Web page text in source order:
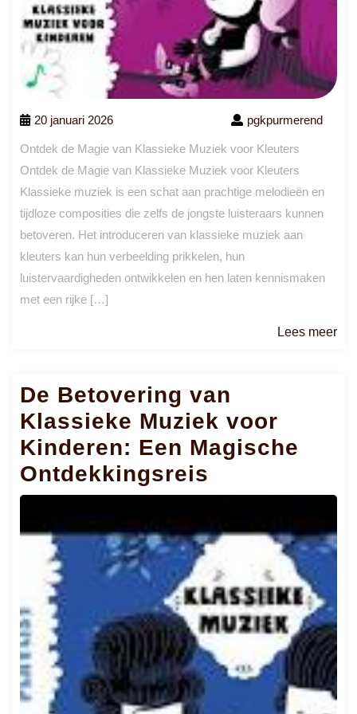
20 januari 2026 pgkpurmerend
Ontdek de Magie van Klassieke Muziek voor Kleuters
Ontdek de Magie van Klassieke Muziek voor Kleuters
Klassieke muziek is een schat aan prachtige melodieën en
tijdloze composities die zelfs de jongste luisteraars kunnen
betoveren. Het introduceren van klassieke muziek aan
kleuters kan hun verbeelding prikkelen, hun
luistervaardigheden ontwikkelen en hen laten kennismaken
met een rijke […]
Lees meer
De Betovering van
Klassieke Muziek voor
Kinderen: Een Magische
Ontdekkingsreis